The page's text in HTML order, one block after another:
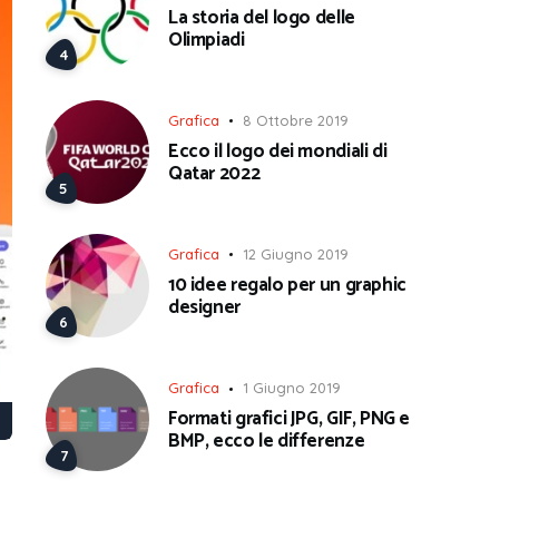
La storia del logo delle
Olimpiadi
Grafica 8 Ottobre 2019
Ecco il logo dei mondiali di
Qatar 2022
Grafica 12 Giugno 2019
10 idee regalo per un graphic
designer
Grafica 1 Giugno 2019
Formati grafici JPG, GIF, PNG e
BMP, ecco le differenze